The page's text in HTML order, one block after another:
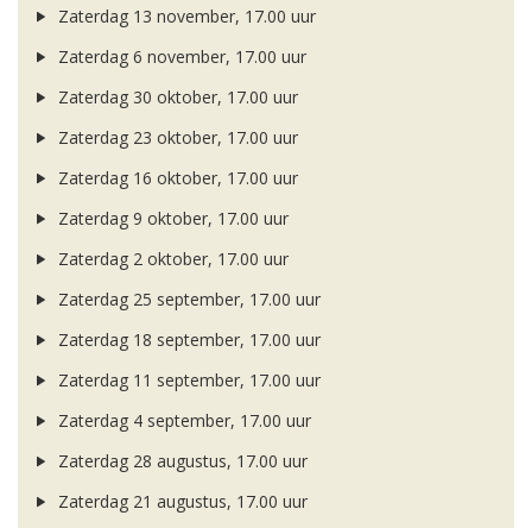
Zaterdag 13 november, 17.00 uur
Zaterdag 6 november, 17.00 uur
Zaterdag 30 oktober, 17.00 uur
Zaterdag 23 oktober, 17.00 uur
Zaterdag 16 oktober, 17.00 uur
Zaterdag 9 oktober, 17.00 uur
Zaterdag 2 oktober, 17.00 uur
Zaterdag 25 september, 17.00 uur
Zaterdag 18 september, 17.00 uur
Zaterdag 11 september, 17.00 uur
Zaterdag 4 september, 17.00 uur
Zaterdag 28 augustus, 17.00 uur
Zaterdag 21 augustus, 17.00 uur